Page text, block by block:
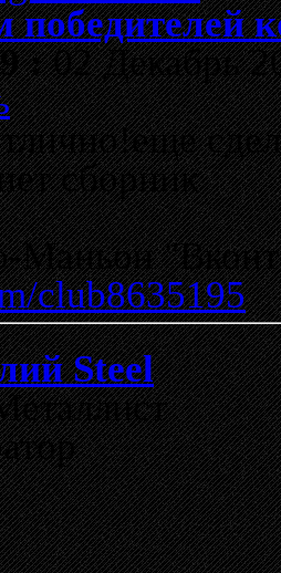
победителей
:02 Декабрь
сборник
Маньон
club8635195
Steel